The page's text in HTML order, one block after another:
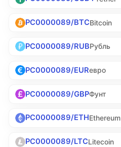
PC0000089/BTCBitcoin
PC0000089/RUBРубль
PC0000089/EURевро
PC0000089/GBPФунт
PC0000089/ETHEthereum
PC0000089/LTCLitecoin